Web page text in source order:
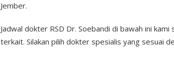
Jember.
Jadwal dokter RSD Dr. Soebandi di bawah ini
terkait. Silakan pilih dokter spesialis yang sesuai